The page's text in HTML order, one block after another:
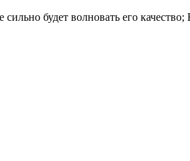
будет волновать его